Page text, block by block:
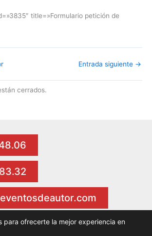
title=»Formulario petición de
Entrada siguiente →
cerrados.
para ofrecerte la mejor experiencia en